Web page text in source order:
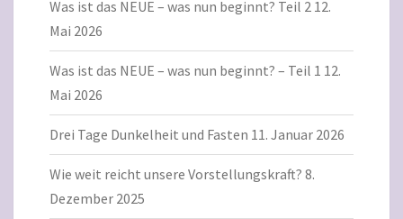
Was ist das NEUE – was nun beginnt? Teil 2 12.
Mai 2026
Was ist das NEUE – was nun beginnt? – Teil 1 12.
Mai 2026
Drei Tage Dunkelheit und Fasten 11. Januar 2026
Wie weit reicht unsere Vorstellungskraft? 8.
Dezember 2025